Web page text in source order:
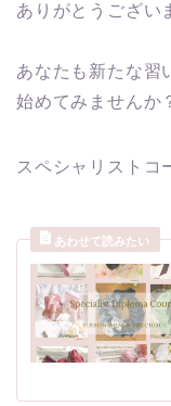
ありがとうござい
あなたも新たな習
始めてみませんか
スペシャリストコ